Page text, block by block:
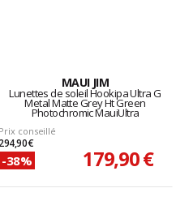
MAUI JIM
Lunettes de soleil Hookipa Ultra G
Metal Matte Grey Ht Green
Photochromic MauiUltra
Prix conseillé
294,90 €
-38% 179,90 €